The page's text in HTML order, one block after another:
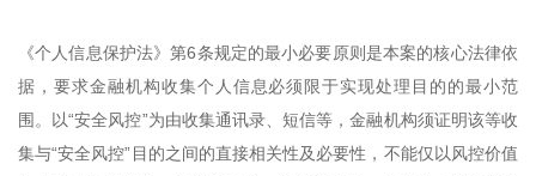
《个人信息保护法》第6条规定的最小必要原则是本案的核心法律依
据，要求金融机构收集个人信息必须限于实现处理目的的最小范
围。以“安全风控”为由收集通讯录、短信等，金融机构须证明该等收
集与“安全风控”目的之间的直接相关性及必要性，不能仅以风控价值